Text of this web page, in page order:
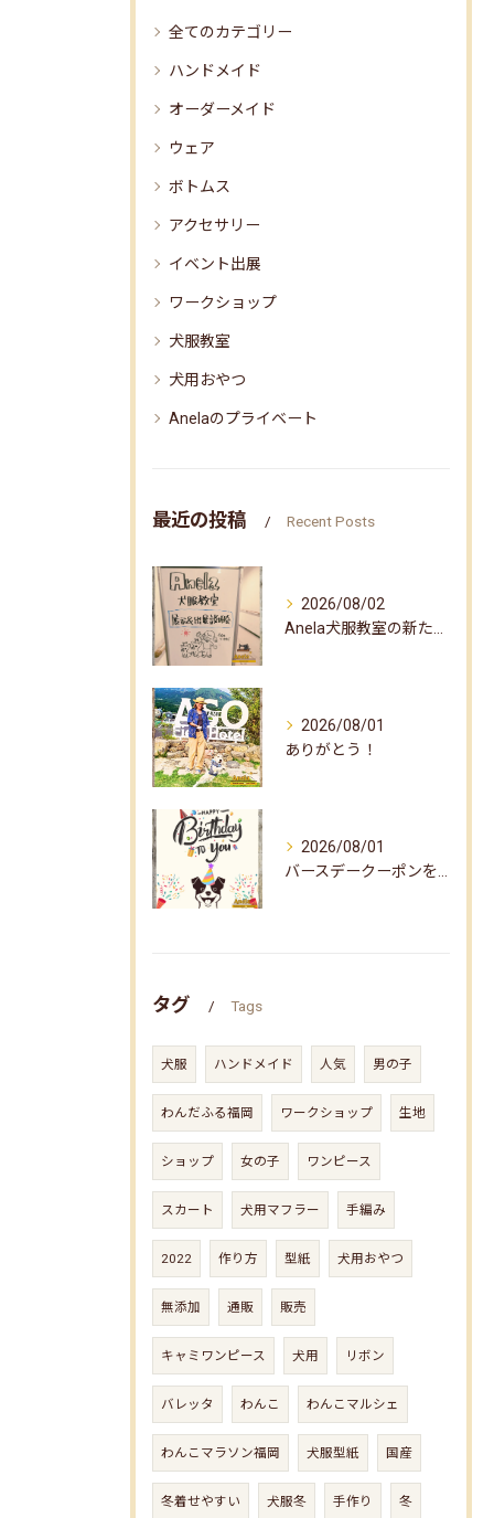
全てのカテゴリー
ハンドメイド
オーダーメイド
ウェア
ボトムス
アクセサリー
イベント出展
ワークショップ
犬服教室
犬用おやつ
Anelaのプライベート
最近の投稿 Recent Posts
2026/08/02
2026/08/01
ありがとう！
2026/08/01
タグ Tags
犬服 ハンドメイド 人気 男の子
わんだふる福岡 ワークショップ 生地
ショップ 女の子 ワンピース
スカート 犬用マフラー 手編み
2022 作り方 型紙 犬用おやつ
無添加 通販 販売
キャミワンピース 犬用 リボン
バレッタ わんこ わんこマルシェ
わんこマラソン福岡 犬服型紙 国産
冬着せやすい 犬服冬 手作り 冬